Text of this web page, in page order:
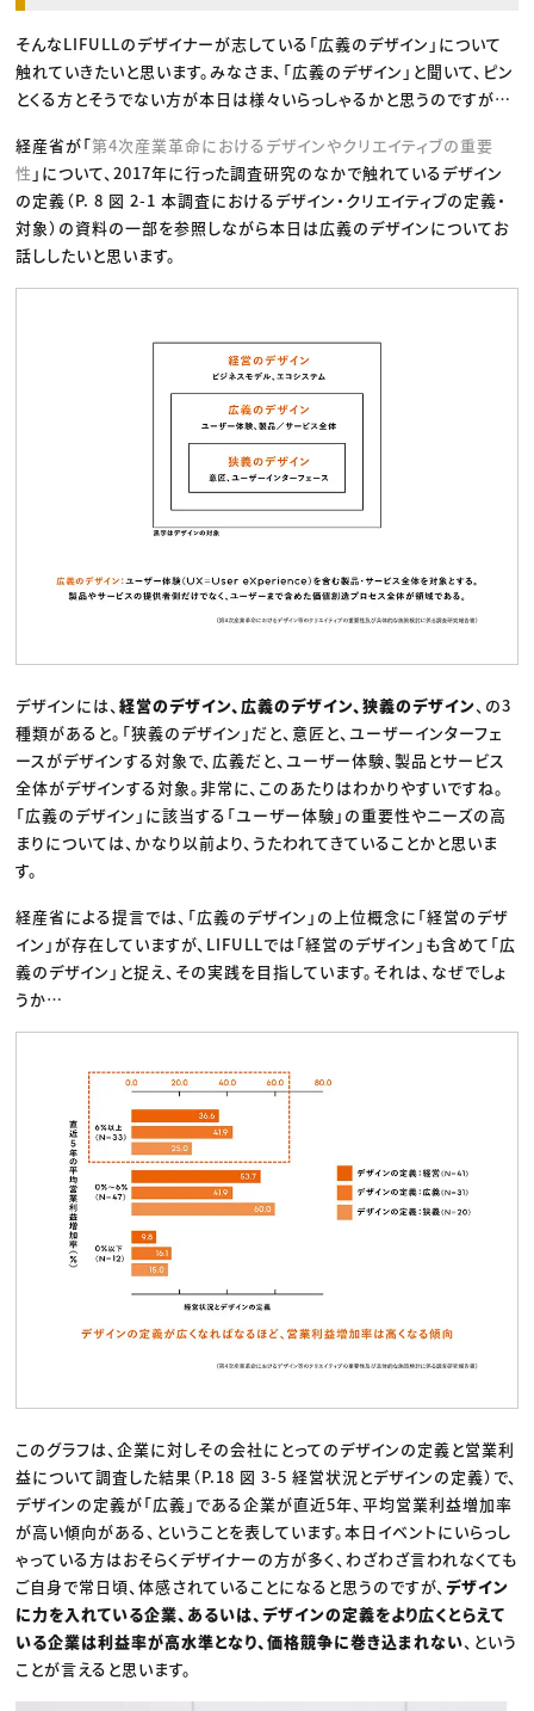
そんなLIFULLのデザイナーが志している「広義のデザイン」について
触れていきたいと思います。みなさま、「広義のデザイン」と聞いて、ピン
とくる方とそうでない方が本日は様々いらっしゃるかと思うのですが…
経産省が「第4次産業革命におけるデザインやクリエイティブの重要
性 」について、2017年に行った調査研究のなかで触れているデザイン
の定義（P. 8 図 2-1 本調査におけるデザイン・クリエイティブの定義・
対象）の資料の一部を参照しながら本日は広義のデザインについてお
話ししたいと思います。
デザインには、経営のデザイン、広義のデザイン、狭義のデザイン、の3
種類があると。「狭義のデザイン」だと、意匠と、ユーザーインターフェ
ースがデザインする対象で、広義だと、ユーザー体験、製品とサービス
全体がデザインする対象。非常に、このあたりはわかりやすいですね。
「広義のデザイン」に該当する「ユーザー体験」の重要性やニーズの高
まりについては、かなり以前より、うたわれてきていることかと思いま
す。
経産省による提言では、「広義のデザイン」の上位概念に「経営のデザ
イン」が存在していますが、LIFULLでは「経営のデザイン」も含めて「広
義のデザイン」と捉え、その実践を目指しています。それは、なぜでしょ
うか…
このグラフは、企業に対しその会社にとってのデザインの定義と営業利
益について調査した結果（P.18 図 3-5 経営状況とデザインの定義）で、
デザインの定義が「広義」である企業が直近5年、平均営業利益増加率
が高い傾向がある、ということを表しています。本日イベントにいらっし
ゃっている方はおそらくデザイナーの方が多く、わざわざ言われなくても
ご自身で常日頃、体感されていることになると思うのですが、デザイン
に力を入れている企業、あるいは、デザインの定義をより広くとらえて
いる企業は利益率が高水準となり、価格競争に巻き込まれない、という
ことが言えると思います。